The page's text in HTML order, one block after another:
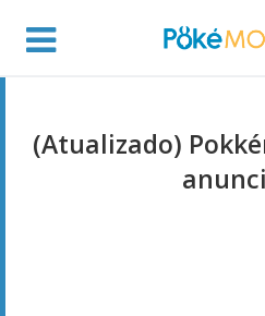
(Atualizado)